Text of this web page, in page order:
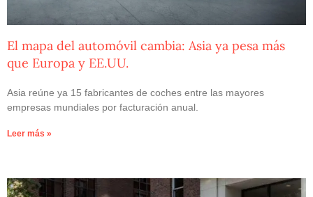
El mapa del automóvil cambia: Asia ya pesa más
que Europa y EE.UU.
Asia reúne ya 15 fabricantes de coches entre las mayores
empresas mundiales por facturación anual.
Leer más »